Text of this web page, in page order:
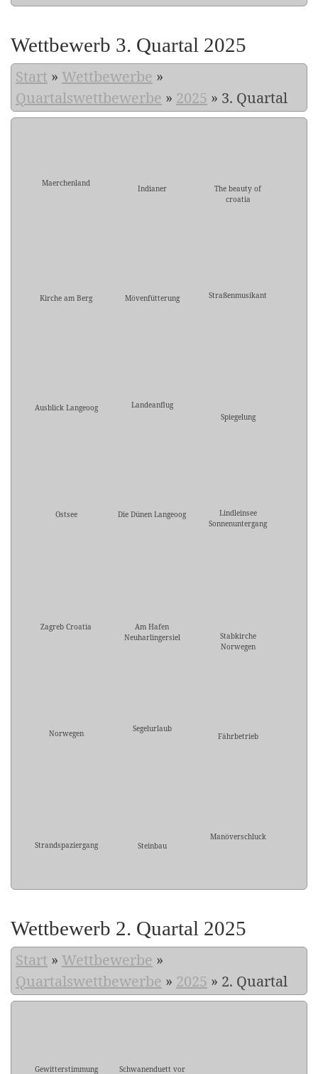
Wettbewerb 3. Quartal 2025
Start » Wettbewerbe »
Quartalswettbewerbe » 2025 » 3. Quartal
Maerchenland
Indianer
The beauty of
croatia
Kirche am Berg Mövenfütterung Straßenmusikant
Ausblick Langeoog
Landeanflug
Spiegelung
Ostsee Die Dünen Langeoog
Lindleinsee
Sonnenuntergang
Zagreb Croatia
Am Hafen
Neuharlingersiel
Stabkirche
Norwegen
Norwegen Segelurlaub
Fährbetrieb
Strandspaziergang Steinbau
Manöverschluck
Wettbewerb 2. Quartal 2025
Start » Wettbewerbe »
Quartalswettbewerbe » 2025 » 2. Quartal
Gewitterstimmung Schwanenduett vor